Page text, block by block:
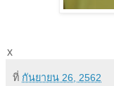
x
ที่ กันยายน 26, 2562